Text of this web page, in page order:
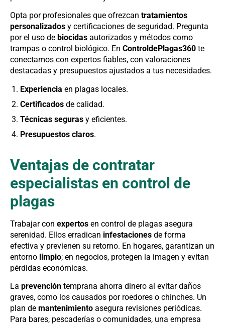
Opta por profesionales que ofrezcan tratamientos
personalizados y certificaciones de seguridad. Pregunta
por el uso de biocidas autorizados y métodos como
trampas o control biológico. En ControldePlagas360 te
conectamos con expertos fiables, con valoraciones
destacadas y presupuestos ajustados a tus necesidades.
Experiencia en plagas locales.
Certificados de calidad.
Técnicas seguras y eficientes.
Presupuestos claros.
Ventajas de contratar
especialistas en control de
plagas
Trabajar con expertos en control de plagas asegura
serenidad. Ellos erradican infestaciones de forma
efectiva y previenen su retorno. En hogares, garantizan un
entorno limpio; en negocios, protegen la imagen y evitan
pérdidas económicas.
La prevención temprana ahorra dinero al evitar daños
graves, como los causados por roedores o chinches. Un
plan de mantenimiento asegura revisiones periódicas.
Para bares, pescaderías o comunidades, una empresa